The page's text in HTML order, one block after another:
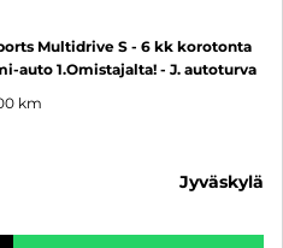
Multidrive S - 6 kk korotonta
auto 1.Omistajalta! - J. autoturva
km
jyväskylä